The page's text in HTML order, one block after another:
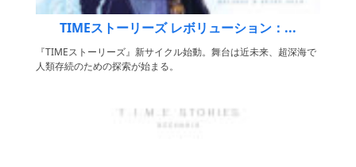
TIMEストーリーズ レボリューション：...
『TIMEストーリーズ』新サイクル始動。舞台は近未来、超深海で
人類存続のための探索が始まる。